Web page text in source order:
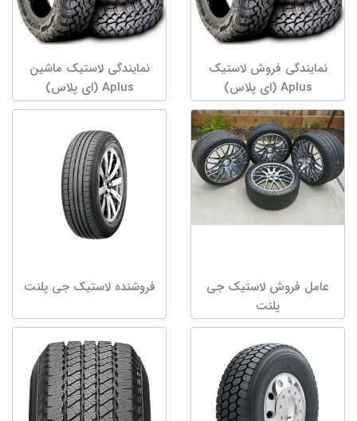
نمایندگی فروش لاستیک
Aplus (ای پلاس)
نمایندگی لاستیک ماشین
Aplus (ای پلاس)
عامل فروش لاستیک جی
پلنت
فروشنده لاستیک جی پلنت